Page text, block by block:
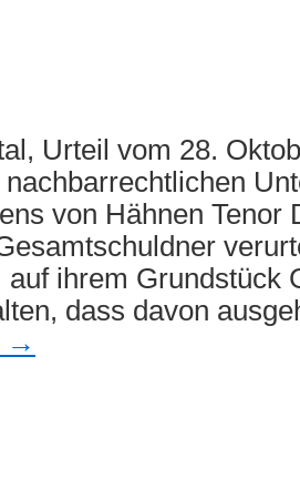
Urteil vom 28.
von Hähnen Tenor
auf ihrem Grundstück
dass davon
→